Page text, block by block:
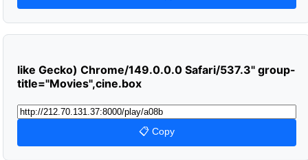
like Gecko) Chrome/149.0.0.0 Safari/537.3" group-
title="Movies",cine.box
📋 Copy